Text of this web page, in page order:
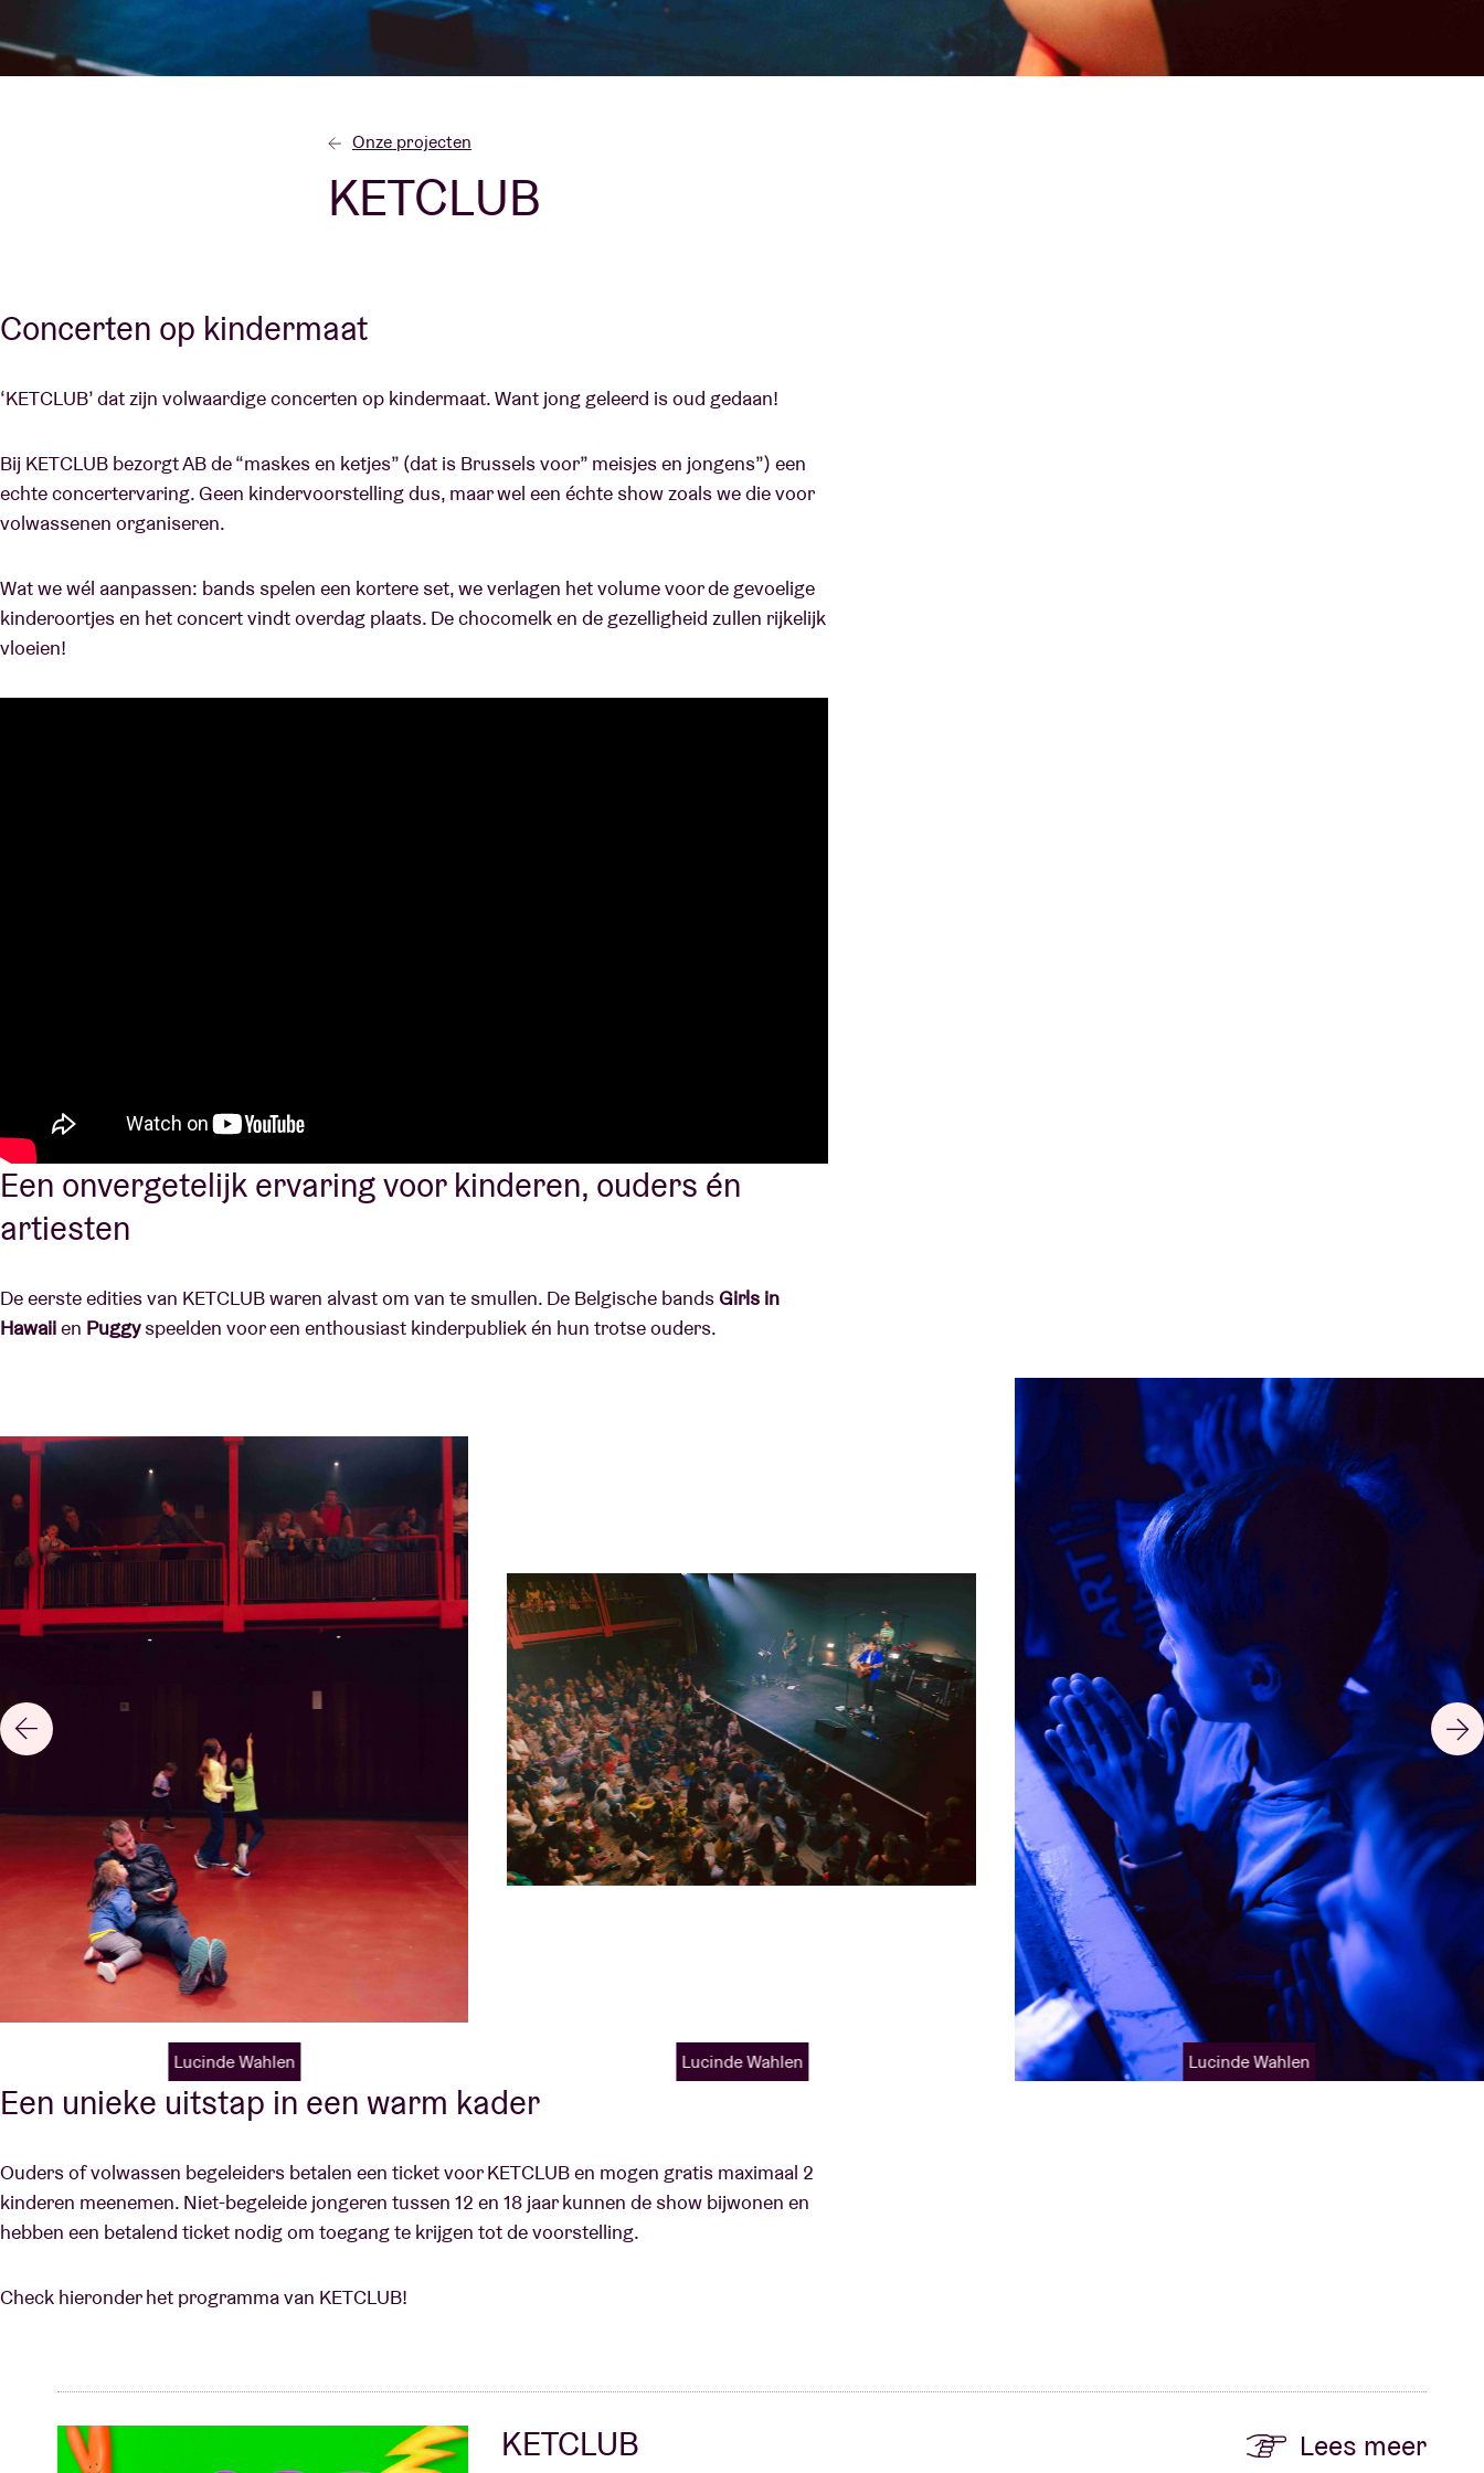
Bezoekersinfo
Onze projecten
KETCLUB
Concerten op kindermaat
‘KETCLUB’ dat zijn volwaardige concerten op kindermaat. Want jong geleerd is oud gedaan!
Bij KETCLUB bezorgt AB de “maskes en ketjes” (dat is Brussels voor” meisjes en jongens”) een
echte concertervaring. Geen kindervoorstelling dus, maar wel een échte show zoals we die voor
volwassenen organiseren.
Wat we wél aanpassen: bands spelen een kortere set, we verlagen het volume voor de gevoelige
kinderoortjes en het concert vindt overdag plaats. De chocomelk en de gezelligheid zullen rijkelijk
vloeien!
Een onvergetelijk ervaring voor kinderen, ouders én
artiesten
De eerste edities van KETCLUB waren alvast om van te smullen. De Belgische bandsGirls in
Hawaiien Puggyspeelden voor een enthousiast kinderpubliek én hun trotse ouders.
Lucinde Wahlen Lucinde Wahlen Lucinde Wahlen
Een unieke uitstap in een warm kader
Ouders of volwassen begeleiders betalen een ticket voor KETCLUB en mogen gratis maximaal 2
kinderen meenemen. Niet-begeleide jongeren tussen 12 en 18 jaar kunnen de show bijwonen en
hebben een betalend ticket nodig om toegang te krijgen tot de voorstelling.
Check hieronder het programma van KETCLUB!
KETCLUB Lees meer